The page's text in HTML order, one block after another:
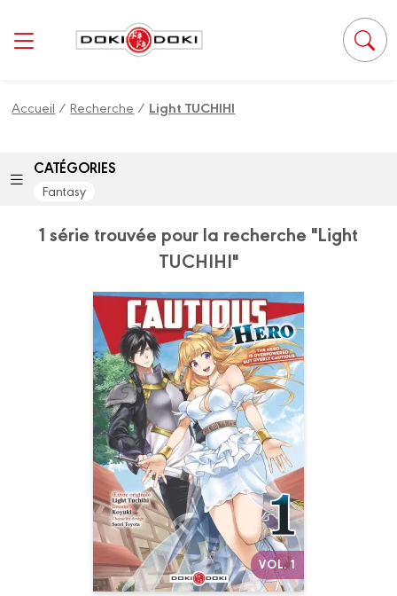
Accueil /Recherche / Light TUCHIHI
CATÉGORIES
Fantasy
1 série trouvée pour la recherche "Light
TUCHIHI"
VOL. 1
Cautious Hero
Vol. 01
Date de parution :
09/09/2020
Un héros surpuissant… mais
bien trop prudent !
Autres volumes